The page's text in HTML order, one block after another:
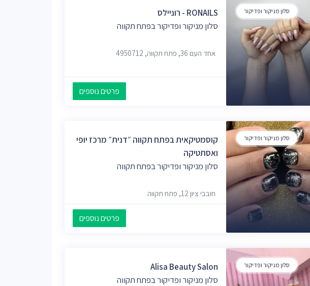
סלון מניקור ופדיקור
RONAILS - רוניילס
סלון מניקור ופדיקור בפתח תקווה
אחד העם 36, פתח תקווה, 4950712
פרטים נוספים
סלון מניקור ופדיקור
קוסמטיקאית בפתח תקווה ״דנית״ מרכז יופי
ואסתטיקה
סלון מניקור ופדיקור בפתח תקווה
חובבי ציון 12, פתח תקווה
פרטים נוספים
סלון מניקור ופדיקור
Alisa Beauty Salon
סלון מניקור ופדיקור בפתח תקווה